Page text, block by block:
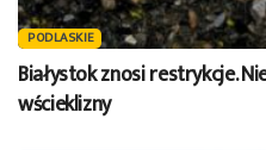
PODLASKIE
Białystok znosi restrykcje.
wścieklizny